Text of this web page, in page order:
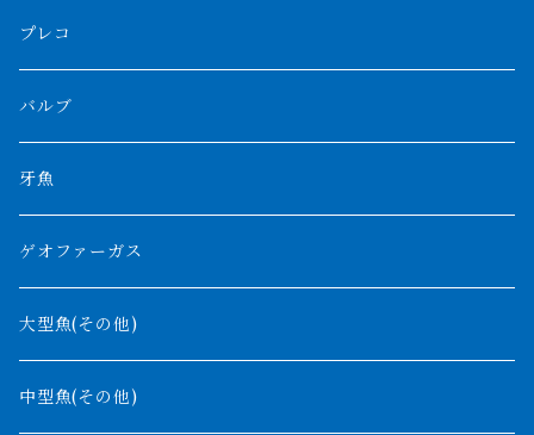
紅龍
バンジャール
ブラックアロワナ
ノーザンバラムンディ
その他アロワナ
バロ川
トゥルカナ湖
オモ川
タンガニーカビチャー
アンソルギー
コウロントン
ラプラディ
ギニア
ナイジェリア
コンギクス
オルナティピンニス
大型スネークヘッド
中型スネークヘッド
小型スネークヘッド
プレコ
バルブ
牙魚
ゲオファーガス
大型魚(その他)
中型魚(その他)